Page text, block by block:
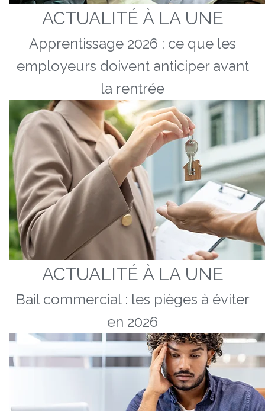
ACTUALITÉ À LA UNE
Apprentissage 2026 : ce que les
employeurs doivent anticiper avant
la rentrée
ACTUALITÉ À LA UNE
Bail commercial : les pièges à éviter
en 2026